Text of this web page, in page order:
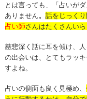
とは言っても、「占いが
ありません。 話をじっく
占い師さんはたくさんいら
慈悲深く話に耳を傾け、
の出会いは、とてもラッ
すよね。
占いの側面も良く見極め、